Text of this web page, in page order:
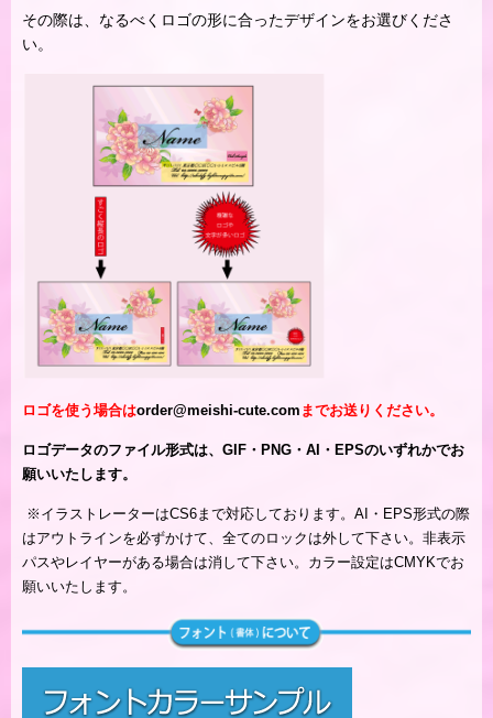
その際は、なるべくロゴの形に合ったデザインをお選びくださ
い。
ロゴを使う場合はorder@meishi-cute.com までお送りください。
ロゴデータのファイル形式は、GIF・PNG・AI・EPSのいずれかでお
願いいたします。
※ イラストレーターはCS6まで対応しております。AI・EPS形式の際
はアウトラインを必ずかけて、全てのロックは外して下さい。非表示
パスやレイヤーがある場合は消して下さい。カラー設定はCMYKでお
願いいたします。